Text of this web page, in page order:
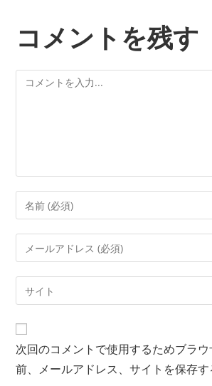
コメントを残す
次回のコメントで使用するためブラ
前、メールアドレス、サイトを保存す